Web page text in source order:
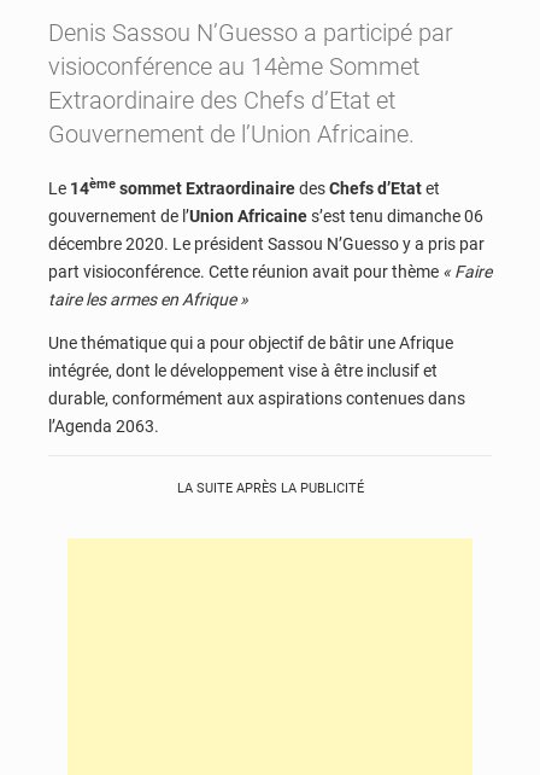
Denis Sassou N’Guesso a participé par
visioconférence au 14ème Sommet
Extraordinaire des Chefs d’Etat et
Gouvernement de l’Union Africaine.
Le 14ème sommet ExtraordinairedesChefs d’Etatet
gouvernement de l’Union Africaines’est tenu dimanche 06
décembre 2020. Le président Sassou N’Guesso y a pris par
part visioconférence. Cette réunion avait pour thème « Faire
taire les armes en Afrique »
Une thématique qui a pour objectif de bâtir une Afrique
intégrée, dont le développement vise à être inclusif et
durable, conformément aux aspirations contenues dans
l’Agenda 2063.
LA SUITE APRÈS LA PUBLICITÉ